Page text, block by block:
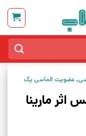
, عضویت الماسی یک
مارینا